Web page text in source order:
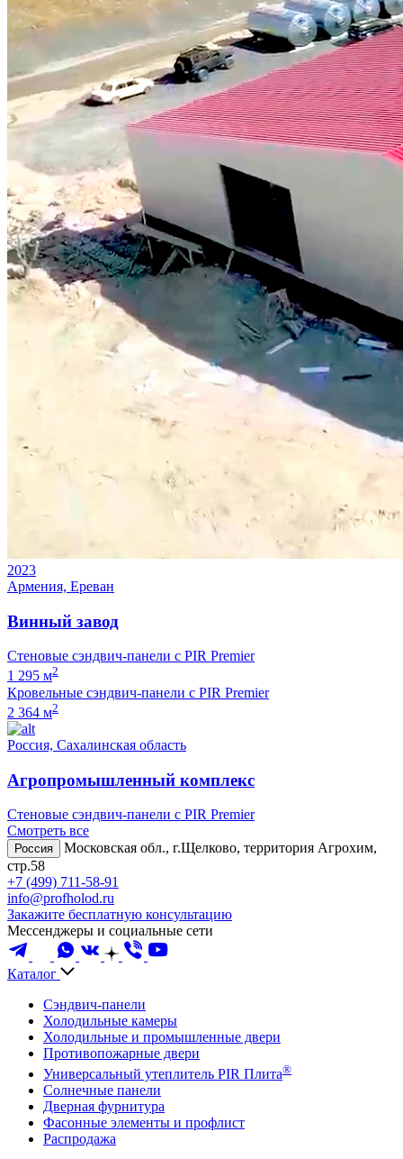
2023
Армения, Ереван
Винный завод
Стеновые сэндвич-панели с PIR Premier
1 295 м2
Кровельные сэндвич-панели с PIR Premier
2 364 м2
Россия, Сахалинская область
Агропромышленный комплекс
Стеновые сэндвич-панели с PIR Premier
Смотреть все
Россия
Московская обл., г.Щелково, территория Агрохим,
стр.58
+7 (499) 711-58-91
info@profholod.ru
Закажите бесплатную консультацию
Мессенджеры и социальные сети
Каталог
Сэндвич-панели
Холодильные камеры
Холодильные и промышленные двери
Противопожарные двери
Универсальный утеплитель PIR Плита®
Солнечные панели
Дверная фурнитура
Фасонные элементы и профлист
Распродажа